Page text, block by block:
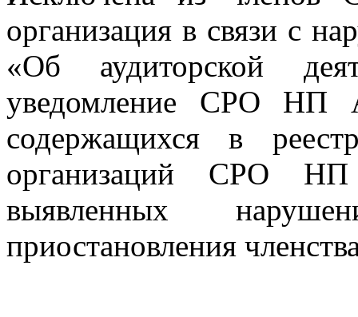
организация в связи с
«Об аудиторской
уведомление СРО НП
содержащихся в
организаций СРО
выявленных
приостановления